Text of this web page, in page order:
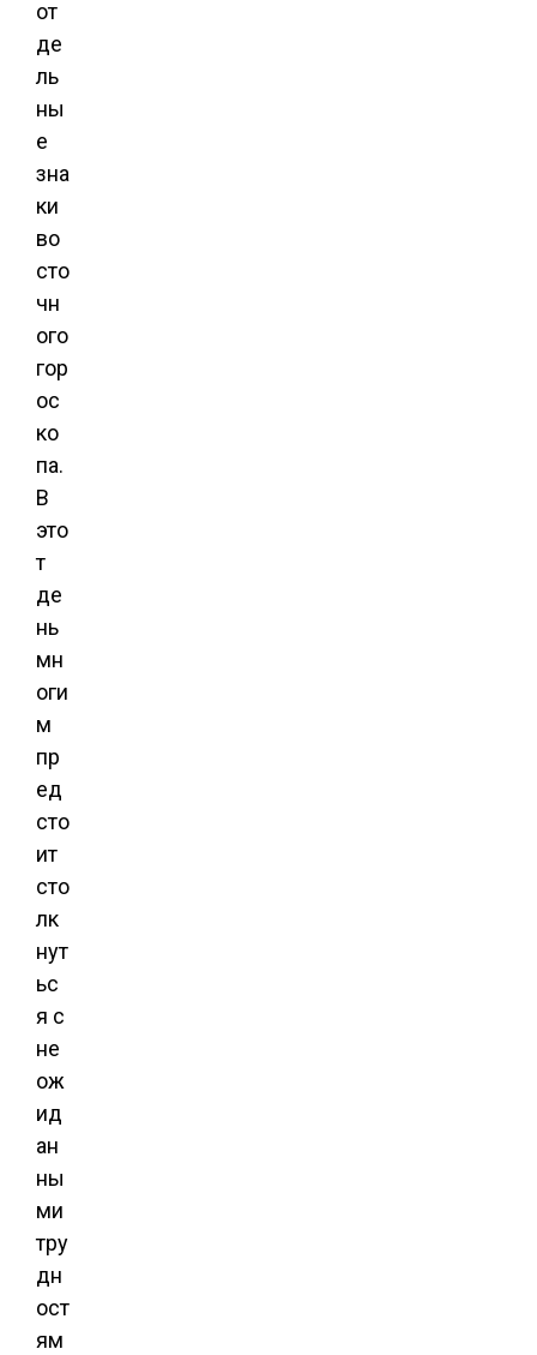
от
де
ль
ны
е
зна
ки
во
сто
чн
ого
гор
ос
ко
па.
В
это
т
де
нь
мн
оги
м
пр
ед
сто
ит
сто
лк
нут
ьс
я с
не
ож
ид
ан
ны
ми
тру
дн
ост
ям